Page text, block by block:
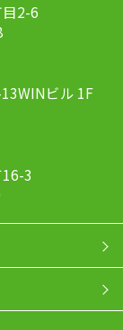
2-6
ビル 1F
3